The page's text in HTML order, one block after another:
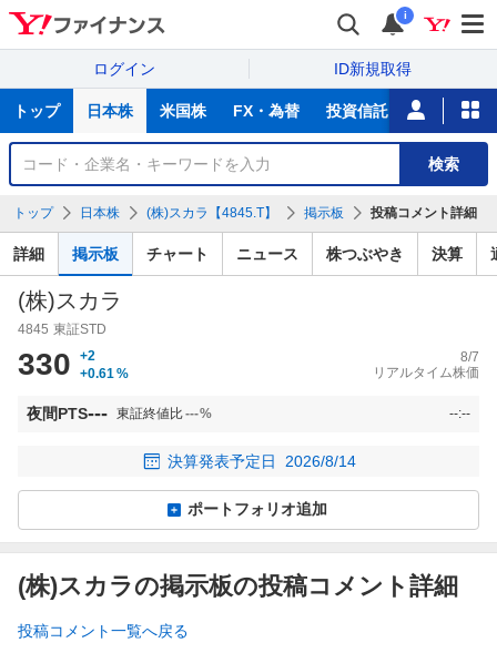
i
ログイン ID新規取得
サ
トップ 日本株 米国株 FX・為替 投資信託 ニュース
銘
検
索
検索
トップ 日本株 (株)スカラ【4845.T】 掲示板 投稿コメント詳細
詳細 掲示板 チャート ニュース 株つぶやき 決算
(株)スカラ
4845 東証STD
330
+2
+0.61 %
8/7
リアルタイム株価
夜間PTS--- 東証終値比---% --:--
決算発表予定日 2026/8/14
ポートフォリオ追加
(株)スカラの掲示板の投稿コメント詳細
投稿コメント一覧へ戻る